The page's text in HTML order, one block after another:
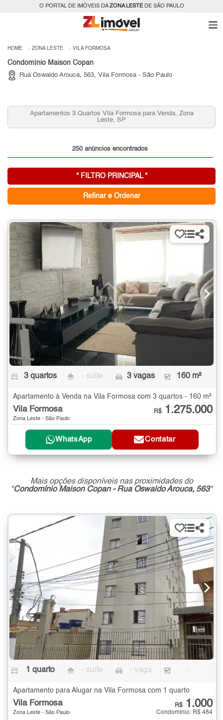
O PORTAL DE IMÓVEIS DAZONA LESTEDE SÃO PAULO
HOME ZONA LESTE VILA FORMOSA
Condomínio Maison Copan
Rua Oswaldo Arouca, 563, Vila Formosa - São Paulo
Vila Formosa para Venda, Zona
Casas 2 Quartos na
250 anúncios encontrados
* FILTRO PRINCIPAL *
Refinar e Ordenar
3 quartos - suíte 3 vagas 160 m²
Apartamento à Venda na Vila Formosa com 3 quartos - 160 m²
Vila Formosa
Zona Leste - São Paulo
R$ 1.275.000
WhatsApp Contatar
Mais opções disponíveis nas proximidades do
"Condomínio Maison Copan - Rua Oswaldo Arouca, 563"
1 quarto - suíte - vaga -
Apartamento para Alugar na Vila Formosa com 1 quarto
Vila Formosa
Zona Leste - São Paulo
R$ 1.000
Condomínio: R$ 484